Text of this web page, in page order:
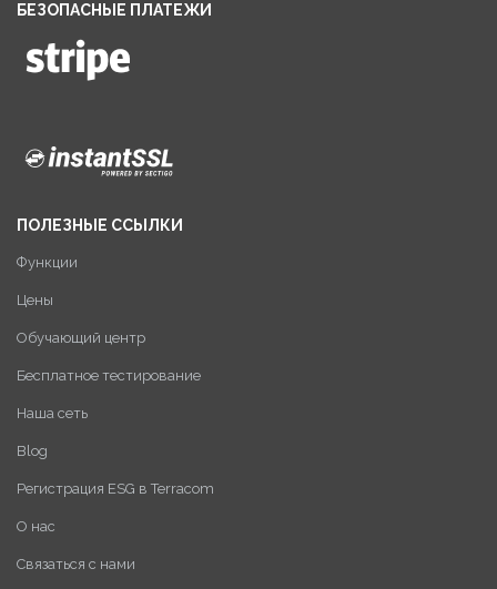
БЕЗОПАСНЫЕ ПЛАТЕЖИ
ПОЛЕЗНЫЕ ССЫЛКИ
Функции
Цены
Обучающий центр
Бесплатное тестирование
Наша сеть
Blog
Регистрация ESG в Terracom
О нас
Связаться с нами